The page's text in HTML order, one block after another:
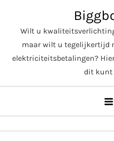
contentWilt u
maar wilt u tegelijkertijd
elektriciteitsbetalingen?
dit kunt